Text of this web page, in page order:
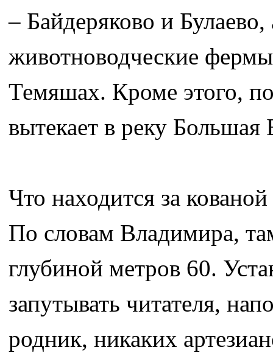
– Байдеряково и
животноводческие
Темяшах. Кроме этого,
вытекает в реку Большая
Что находится за
По словам Владимира,
глубиной метров 60.
запутывать читателя,
родник, никаких